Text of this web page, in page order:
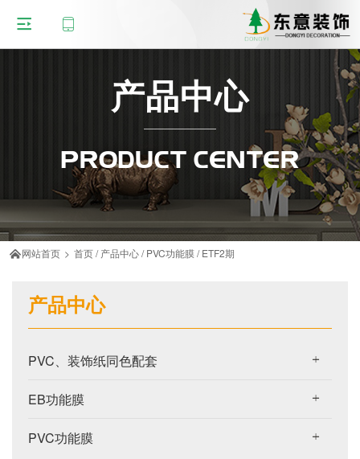
产品中心
PRODUCT CENTER
网站首页 > 首页/产品中心/PVC功能膜/ETF2期
产品中心
PVC、装饰纸同色配套
EB功能膜
PVC功能膜